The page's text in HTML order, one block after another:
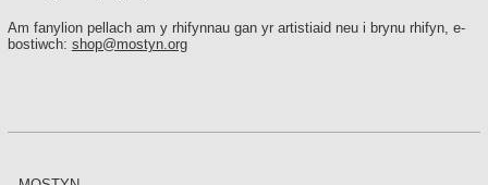
Am fanylion pellach am y rhifynnau gan yr artistiaid neu i brynu rhifyn, e-
bostiwch: shop@mostyn.org